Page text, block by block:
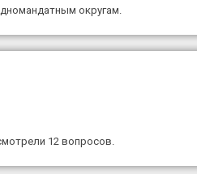
округам.
12 вопросов.